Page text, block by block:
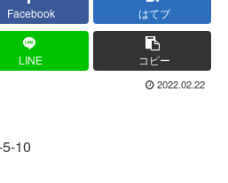
Facebook はてブ
LINE コピー
2022.02.22
10